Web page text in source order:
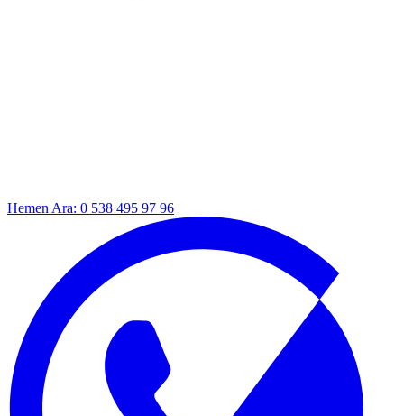
Hemen Ara: 0 538 495 97 96